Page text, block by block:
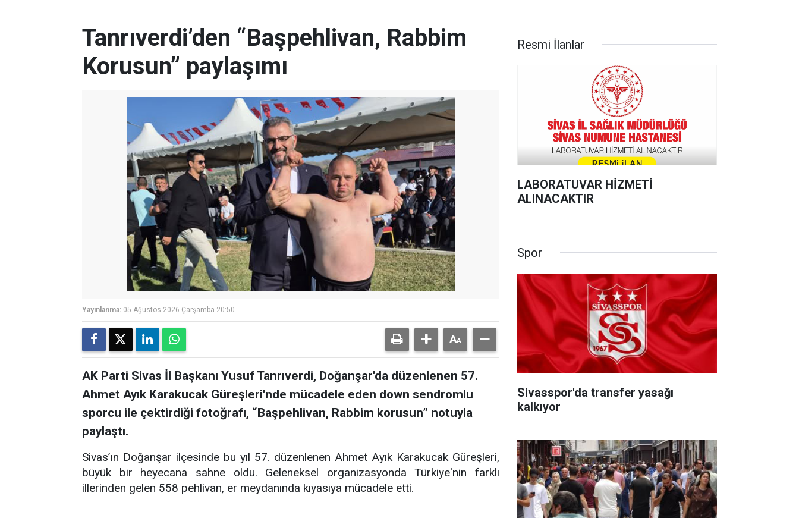
Tanrıverdi’den “Başpehlivan, Rabbim
Korusun” paylaşımı
Yayınlanma: 05 Ağustos 2026 Çarşamba 20:50
AK Parti Sivas İl Başkanı Yusuf Tanrıverdi, Doğanşar'da düzenlenen 57.
Ahmet Ayık Karakucak Güreşleri'nde mücadele eden down sendromlu
sporcu ile çektirdiği fotoğrafı, “Başpehlivan, Rabbim korusun” notuyla
paylaştı.
Sivas’ın Doğanşar ilçesinde bu yıl 57. düzenlenen Ahmet Ayık Karakucak Güreşleri,
büyük bir heyecana sahne oldu. Geleneksel organizasyonda Türkiye'nin farklı
illerinden gelen 558 pehlivan, er meydanında kıyasıya mücadele etti.
Resmi İlanlar
LABORATUVAR HİZMETİ
ALINACAKTIR
Spor
Sivasspor'da transfer yasağı
kalkıyor